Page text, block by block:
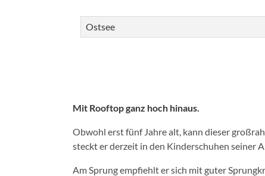
Ostsee
Mit Rooftop ganz hoch hinaus.
Obwohl erst fünf Jahre alt, kann dieser
steckt er derzeit in den Kinderschuhen seiner
Am Sprung empfiehlt er sich mit guter